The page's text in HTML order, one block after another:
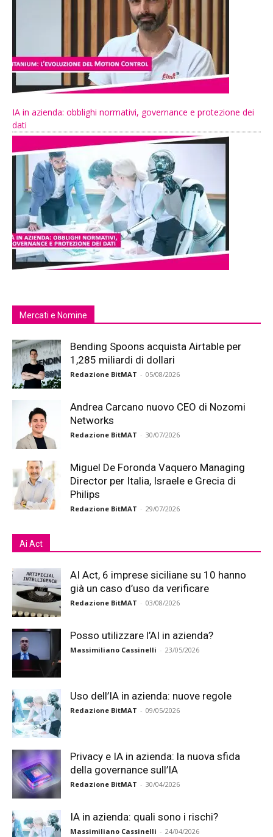
IA in azienda: obblighi normativi, governance e protezione dei
dati
Mercati e Nomine
Bending Spoons acquista Airtable per
1,285 miliardi di dollari
Redazione BitMAT - 05/08/2026
Andrea Carcano nuovo CEO di Nozomi
Networks
Redazione BitMAT - 30/07/2026
Miguel De Foronda Vaquero Managing
Director per Italia, Israele e Grecia di
Philips
Redazione BitMAT - 29/07/2026
Ai Act
AI Act, 6 imprese siciliane su 10 hanno
già un caso d’uso da verificare
Redazione BitMAT - 03/08/2026
Posso utilizzare l’AI in azienda?
Massimiliano Cassinelli - 23/05/2026
Uso dell’IA in azienda: nuove regole
Redazione BitMAT - 09/05/2026
Privacy e IA in azienda: la nuova sfida
della governance sull’IA
Redazione BitMAT - 30/04/2026
IA in azienda: quali sono i rischi?
Massimiliano Cassinelli - 24/04/2026